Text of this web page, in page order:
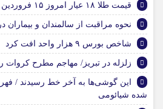
قیمت طلا ۱۸ عیار امروز ۱۵ فروردین اعلام شد + جدول
نحوه مراقبت از سالمندان و
شاخص بورس ۹ هزار واحد افت کرد
زلزله در تبریز/ مهاجم مطرح کروات
این گوشی‌ها به آخر خط رسیدند /
شده شیائومی